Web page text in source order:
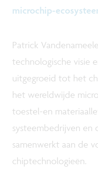
microchip-
Patrick
technologische visie
uitgegroeid tot het
het wereldwijde
toestel-en
systeembedrijven en
samenwerkt aan de
chiptechnologieën.